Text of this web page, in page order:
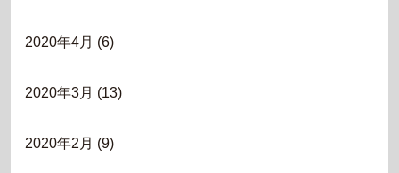
2020年4月 (6)
2020年3月 (13)
2020年2月 (9)